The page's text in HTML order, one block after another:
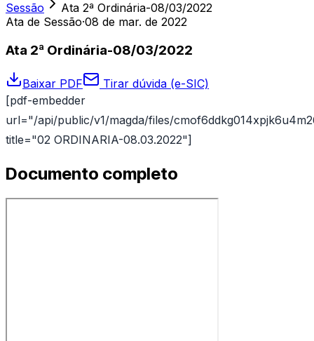
Sessão
Ata 2ª Ordinária-08/03/2022
Ata de Sessão·08 de mar. de 2022
Ata 2ª Ordinária-08/03/2022
Baixar PDF
Tirar dúvida (e-SIC)
[pdf-embedder
url="/api/public/v1/magda/files/
title="02 ORDINARIA-08.03.2022"]
Documento completo